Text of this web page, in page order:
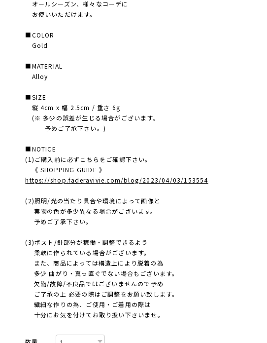
オールシーズン、様々なコーデに
お使いいただけます。
■COLOR
Gold
■MATERIAL
Alloy
■SIZE
縦 4cm x 幅 2.5cm / 重さ 6g
(※ 多少の誤差が生じる場合がございます。
予めご了承下さい。)
■NOTICE
(1)ご購入前に必ずこちらをご確認下さい。
《 SHOPPING GUIDE 》
https://shop.faderavivie.com/blog/2023/04/03/153554
(2)照明/光の当たり具合や環境によって画像と
実物の色が多少異なる場合がございます。
予めご了承下さい。
(3)ポスト/針部分が稼働・調整できるよう
柔軟に作られている場合がございます。
また、商品によっては構造上により脱着の為
多少 曲がり・真っ直ぐでない場合もございます。
欠陥/故障/不良品ではございませんので予め
ご了承の上 必要の際はご調整をお願い致します。
繊細な作りの為、ご使用・ご着用の際は
十分にお気を付けてお取り扱い下さいませ。